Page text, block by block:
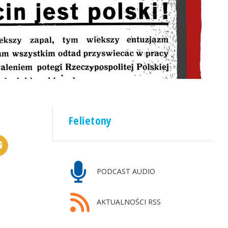
Felietony
PODCAST AUDIO
AKTUALNOŚCI RSS